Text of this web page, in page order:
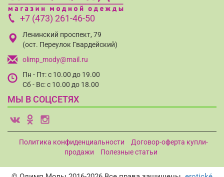
+7 (473) 261-46-50
Ленинский проспект, 79
(ост. Переулок Гвардейский)
olimp_mody@mail.ru
Пн - Пт: с 10.00 до 19.00
Сб - Вс: с 10.00 до 18.00
МЫ В СОЦСЕТЯХ
v o i
Политика конфиденциальности
Договор-оферта купли-
продажи
Полезные статьи